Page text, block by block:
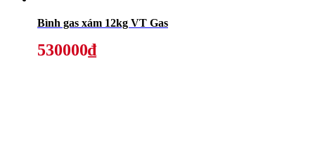
Bình gas xám 12kg VT Gas
530000₫